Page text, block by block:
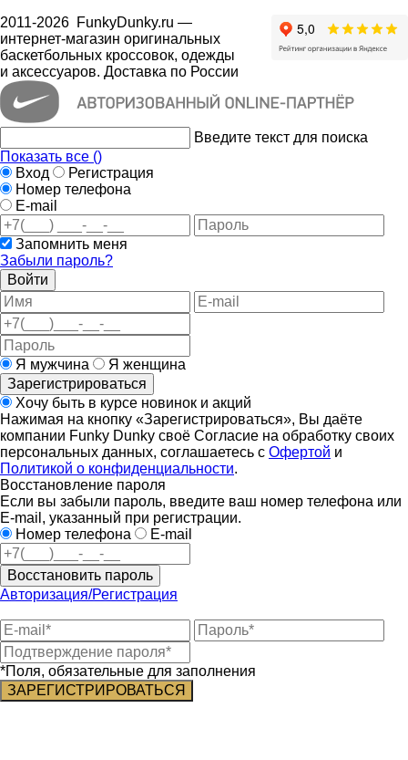
2011-2026 FunkyDunky.ru —
интернет-магазин оригинальных
баскетбольных кроссовок, одежды
и аксессуаров. Доставка по России
Введите текст для поиска
Показать все ()
Вход
Регистрация
Номер телефона
E-mail
Запомнить меня
Забыли пароль?
Войти
Я мужчина
Я женщина
Зарегистрироваться
Хочу быть в курсе новинок и акций
Нажимая на кнопку «Зарегистрироваться», Вы даёте
компании Funky Dunky своё Согласие на обработку своих
персональных данных, соглашаетесь с Офертой и
Политикой о конфиденциальности.
Восстановление пароля
Если вы забыли пароль, введите ваш номер телефона или
E-mail, указанный при регистрации.
Номер телефона
E-mail
Восстановить пароль
Авторизация/Регистрация
*Поля, обязательные для заполнения